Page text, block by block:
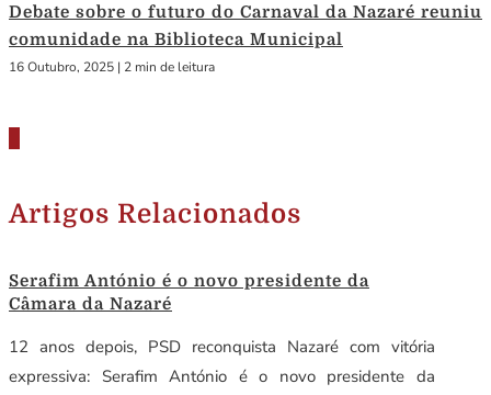
Debate sobre o futuro do Carnaval da Nazaré reuniu
comunidade na Biblioteca Municipal
16 Outubro, 2025 | 2 min de leitura
Artigos Relacionados
Serafim António é o novo presidente da
Câmara da Nazaré
12 anos depois, PSD reconquista Nazaré com vitória
expressiva: Serafim António é o novo presidente da